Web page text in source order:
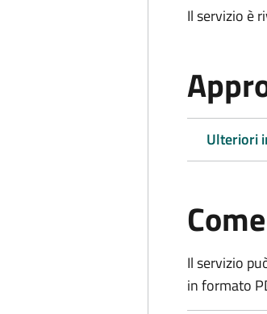
Il servizio è
Ulteriori
Il servizio
in formato